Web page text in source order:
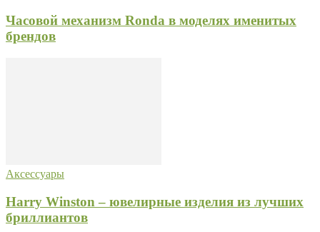
Часовой механизм Ronda в моделях именитых
брендов
Аксессуары
Harry Winston – ювелирные изделия из лучших
бриллиантов